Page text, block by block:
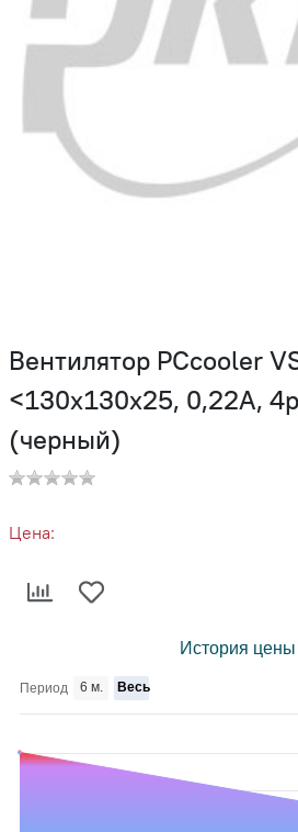
Вентилятор PCcooler
<130x130x25, 0,22A,
(черный)
Цена:
История цены
Период 6 м. Весь